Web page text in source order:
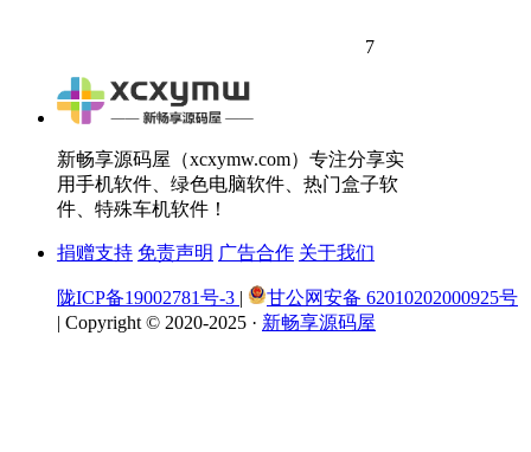
7
新畅享源码屋（xcxymw.com）专注分享实
用手机软件、绿色电脑软件、热门盒子软
件、特殊车机软件！
捐赠支持 免责声明 广告合作 关于我们
陇ICP备19002781号-3 |
甘公网安备 62010202000925号
| Copyright © 2020-2025 · 新畅享源码屋